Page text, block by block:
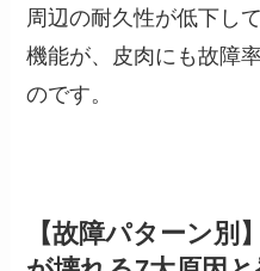
周辺の耐久性が低下し
機能が、皮肉にも故障
のです。
【故障パターン別